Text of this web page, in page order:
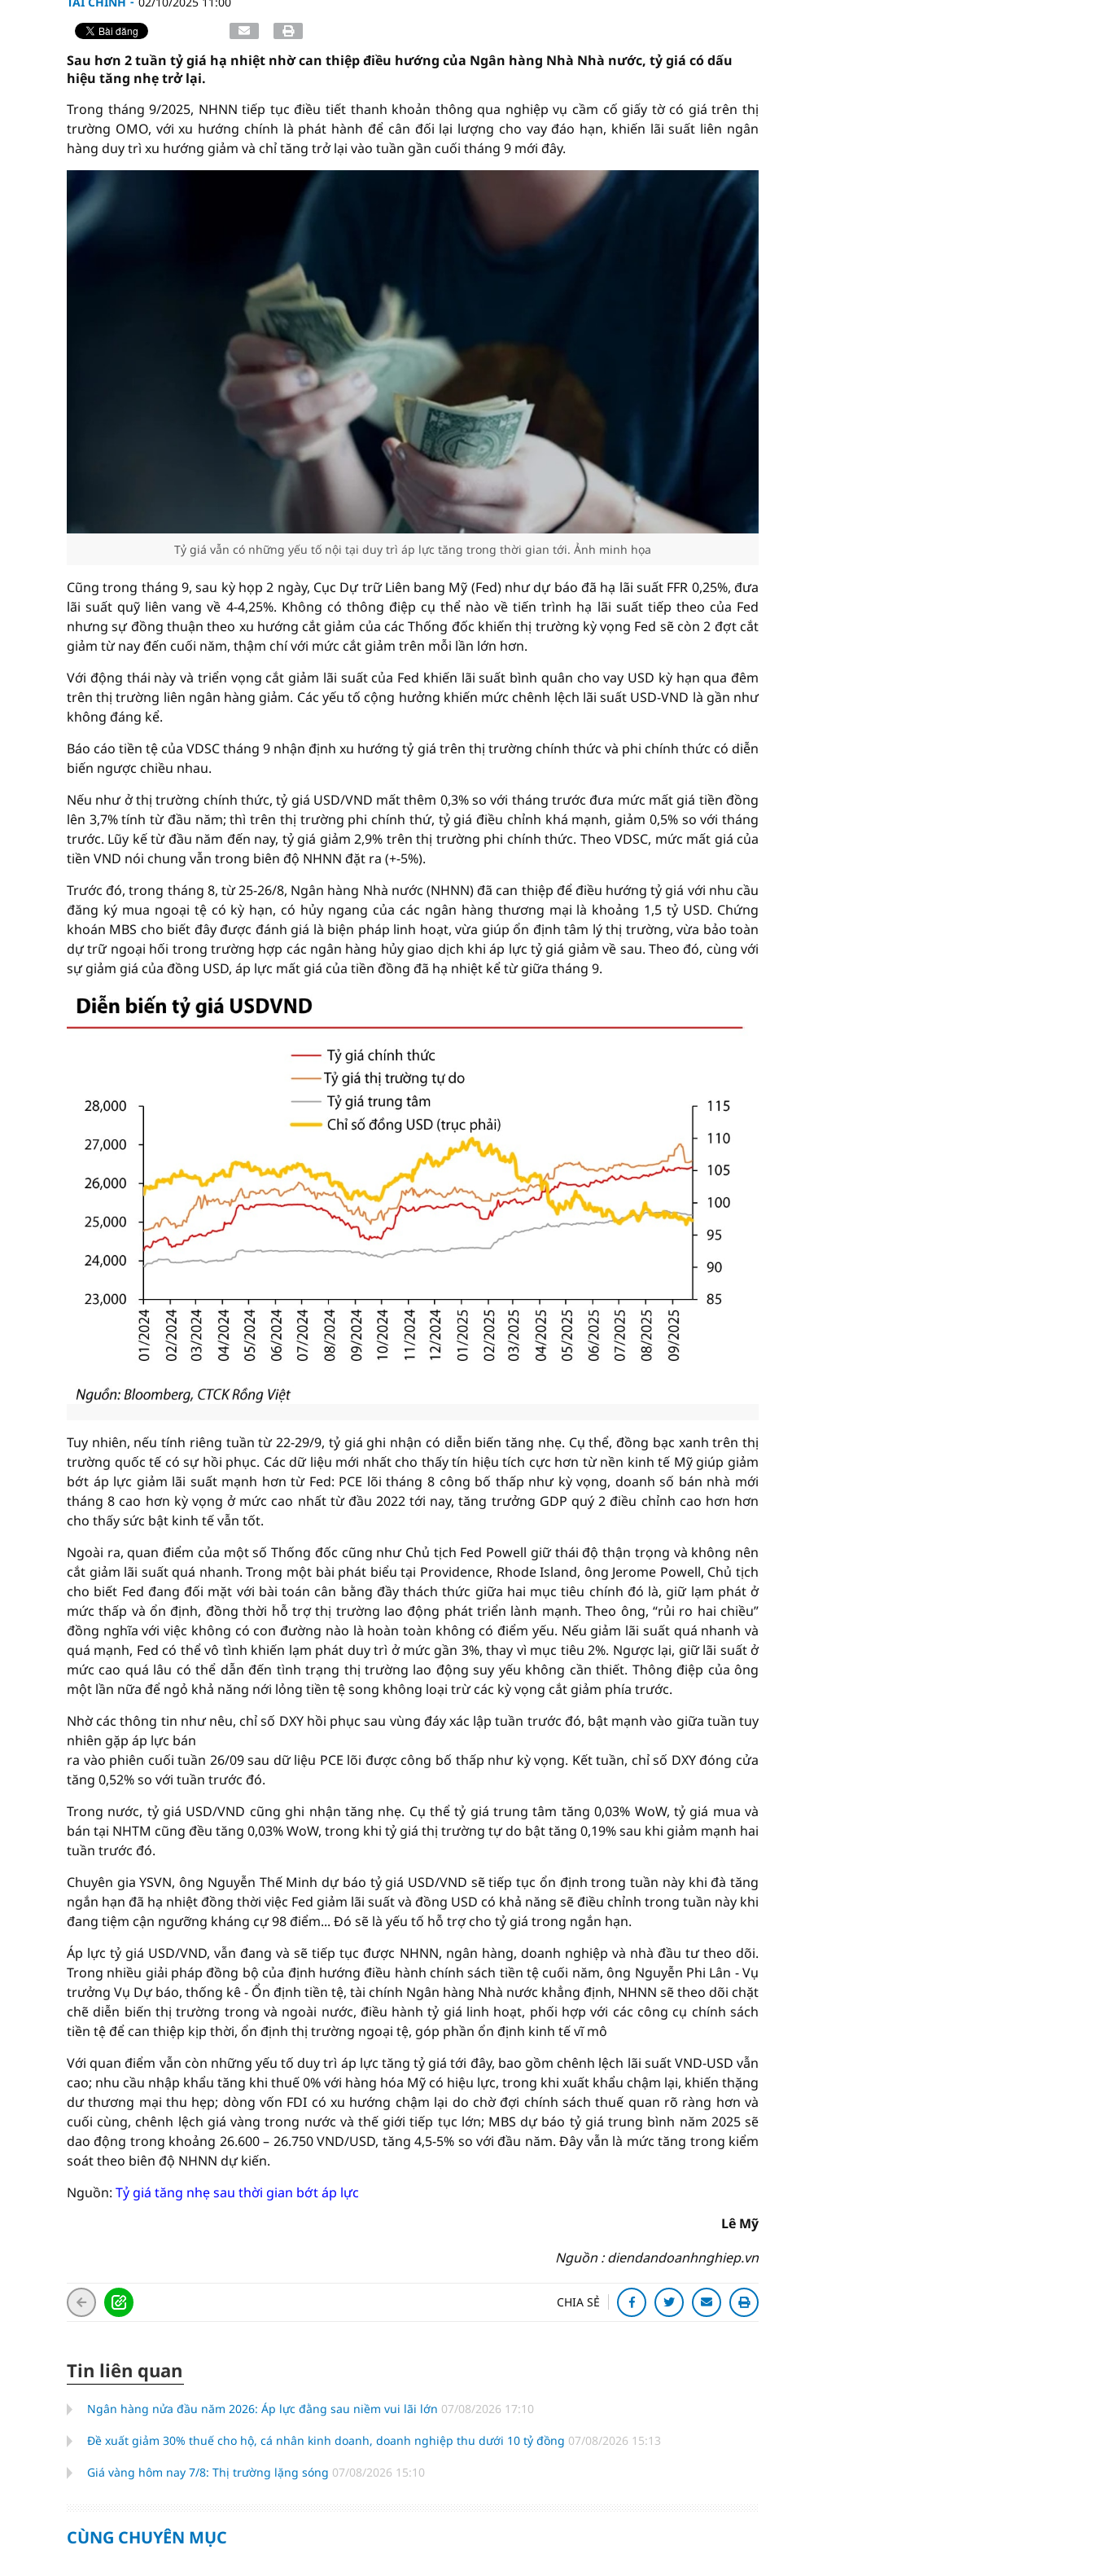
Sau hơn 2 tuần tỷ giá hạ nhiệt nhờ can thiệp điều hướng của Ngân hàng Nhà Nhà nước, tỷ giá có dấu
hiệu tăng nhẹ trở lại.
Trong tháng 9/2025, NHNN tiếp tục điều tiết thanh khoản thông qua nghiệp vụ cầm cố giấy tờ có giá trên thị
trường OMO, với xu hướng chính là phát hành để cân đối lại lượng cho vay đáo hạn, khiến lãi suất liên ngân
hàng duy trì xu hướng giảm và chỉ tăng trở lại vào tuần gần cuối tháng 9 mới đây.
Tỷ giá vẫn có những yếu tố nội tại duy trì áp lực tăng trong thời gian tới. Ảnh minh họa
Cũng trong tháng 9, sau kỳ họp 2 ngày, Cục Dự trữ Liên bang Mỹ (Fed) như dự báo đã hạ lãi suất FFR 0,25%, đưa
lãi suất quỹ liên vang về 4-4,25%. Không có thông điệp cụ thể nào về tiến trình hạ lãi suất tiếp theo của Fed
nhưng sự đồng thuận theo xu hướng cắt giảm của các Thống đốc khiến thị trường kỳ vọng Fed sẽ còn 2 đợt cắt
giảm từ nay đến cuối năm, thậm chí với mức cắt giảm trên mỗi lần lớn hơn.
Với động thái này và triển vọng cắt giảm lãi suất của Fed khiến lãi suất bình quân cho vay USD kỳ hạn qua đêm
trên thị trường liên ngân hàng giảm. Các yếu tố cộng hưởng khiến mức chênh lệch lãi suất USD-VND là gần như
không đáng kể.
Báo cáo tiền tệ của VDSC tháng 9 nhận định xu hướng tỷ giá trên thị trường chính thức và phi chính thức có diễn
biến ngược chiều nhau.
Nếu như ở thị trường chính thức, tỷ giá USD/VND mất thêm 0,3% so với tháng trước đưa mức mất giá tiền đồng
lên 3,7% tính từ đầu năm; thì trên thị trường phi chính thứ, tỷ giá điều chỉnh khá mạnh, giảm 0,5% so với tháng
trước. Lũy kế từ đầu năm đến nay, tỷ giá giảm 2,9% trên thị trường phi chính thức. Theo VDSC, mức mất giá của
tiền VND nói chung vẫn trong biên độ NHNN đặt ra (+-5%).
Trước đó, trong tháng 8, từ 25-26/8, Ngân hàng Nhà nước (NHNN) đã can thiệp để điều hướng tỷ giá với nhu cầu
đăng ký mua ngoại tệ có kỳ hạn, có hủy ngang của các ngân hàng thương mại là khoảng 1,5 tỷ USD. Chứng
khoán MBS cho biết đây được đánh giá là biện pháp linh hoạt, vừa giúp ổn định tâm lý thị trường, vừa bảo toàn
dự trữ ngoại hối trong trường hợp các ngân hàng hủy giao dịch khi áp lực tỷ giá giảm về sau. Theo đó, cùng với
sự giảm giá của đồng USD, áp lực mất giá của tiền đồng đã hạ nhiệt kể từ giữa tháng 9.
Tuy nhiên, nếu tính riêng tuần từ 22-29/9, tỷ giá ghi nhận có diễn biến tăng nhẹ. Cụ thể, đồng bạc xanh trên thị
trường quốc tế có sự hồi phục. Các dữ liệu mới nhất cho thấy tín hiệu tích cực hơn từ nền kinh tế Mỹ giúp giảm
bớt áp lực giảm lãi suất mạnh hơn từ Fed: PCE lõi tháng 8 công bố thấp như kỳ vọng, doanh số bán nhà mới
tháng 8 cao hơn kỳ vọng ở mức cao nhất từ đầu 2022 tới nay, tăng trưởng GDP quý 2 điều chỉnh cao hơn hơn
cho thấy sức bật kinh tế vẫn tốt.
Ngoài ra, quan điểm của một số Thống đốc cũng như Chủ tịch Fed Powell giữ thái độ thận trọng và không nên
cắt giảm lãi suất quá nhanh. Trong một bài phát biểu tại Providence, Rhode Island, ông Jerome Powell, Chủ tịch
cho biết Fed đang đối mặt với bài toán cân bằng đầy thách thức giữa hai mục tiêu chính đó là, giữ lạm phát ở
mức thấp và ổn định, đồng thời hỗ trợ thị trường lao động phát triển lành mạnh. Theo ông, “rủi ro hai chiều”
đồng nghĩa với việc không có con đường nào là hoàn toàn không có điểm yếu. Nếu giảm lãi suất quá nhanh và
quá mạnh, Fed có thể vô tình khiến lạm phát duy trì ở mức gần 3%, thay vì mục tiêu 2%. Ngược lại, giữ lãi suất ở
mức cao quá lâu có thể dẫn đến tình trạng thị trường lao động suy yếu không cần thiết. Thông điệp của ông
một lần nữa để ngỏ khả năng nới lỏng tiền tệ song không loại trừ các kỳ vọng cắt giảm phía trước.
Nhờ các thông tin như nêu, chỉ số DXY hồi phục sau vùng đáy xác lập tuần trước đó, bật mạnh vào giữa tuần tuy
nhiên gặp áp lực bán
ra vào phiên cuối tuần 26/09 sau dữ liệu PCE lõi được công bố thấp như kỳ vọng. Kết tuần, chỉ số DXY đóng cửa
tăng 0,52% so với tuần trước đó.
Trong nước, tỷ giá USD/VND cũng ghi nhận tăng nhẹ. Cụ thể tỷ giá trung tâm tăng 0,03% WoW, tỷ giá mua và
bán tại NHTM cũng đều tăng 0,03% WoW, trong khi tỷ giá thị trường tự do bật tăng 0,19% sau khi giảm mạnh hai
tuần trước đó.
Chuyên gia YSVN, ông Nguyễn Thế Minh dự báo tỷ giá USD/VND sẽ tiếp tục ổn định trong tuần này khi đà tăng
ngắn hạn đã hạ nhiệt đồng thời việc Fed giảm lãi suất và đồng USD có khả năng sẽ điều chỉnh trong tuần này khi
đang tiệm cận ngưỡng kháng cự 98 điểm... Đó sẽ là yếu tố hỗ trợ cho tỷ giá trong ngắn hạn.
Áp lực tỷ giá USD/VND, vẫn đang và sẽ tiếp tục được NHNN, ngân hàng, doanh nghiệp và nhà đầu tư theo dõi.
Trong nhiều giải pháp đồng bộ của định hướng điều hành chính sách tiền tệ cuối năm, ông Nguyễn Phi Lân - Vụ
trưởng Vụ Dự báo, thống kê - Ổn định tiền tệ, tài chính Ngân hàng Nhà nước khẳng định, NHNN sẽ theo dõi chặt
chẽ diễn biến thị trường trong và ngoài nước, điều hành tỷ giá linh hoạt, phối hợp với các công cụ chính sách
tiền tệ để can thiệp kịp thời, ổn định thị trường ngoại tệ, góp phần ổn định kinh tế vĩ mô
Với quan điểm vẫn còn những yếu tố duy trì áp lực tăng tỷ giá tới đây, bao gồm chênh lệch lãi suất VND-USD vẫn
cao; nhu cầu nhập khẩu tăng khi thuế 0% với hàng hóa Mỹ có hiệu lực, trong khi xuất khẩu chậm lại, khiến thặng
dư thương mại thu hẹp; dòng vốn FDI có xu hướng chậm lại do chờ đợi chính sách thuế quan rõ ràng hơn và
cuối cùng, chênh lệch giá vàng trong nước và thế giới tiếp tục lớn; MBS dự báo tỷ giá trung bình năm 2025 sẽ
dao động trong khoảng 26.600 – 26.750 VND/USD, tăng 4,5-5% so với đầu năm. Đây vẫn là mức tăng trong kiểm
soát theo biên độ NHNN dự kiến.
Nguồn: Tỷ giá tăng nhẹ sau thời gian bớt áp lực
Lê Mỹ
Nguồn : diendandoanhnghiep.vn
CHIA SẺ
Tin liên quan
Ngân hàng nửa đầu năm 2026: Áp lực đằng sau niềm vui lãi lớn 07/08/2026 17:10
Đề xuất giảm 30% thuế cho hộ, cá nhân kinh doanh, doanh nghiệp thu dưới 10 tỷ đồng 07/08/2026 15:13
Giá vàng hôm nay 7/8: Thị trường lặng sóng 07/08/2026 15:10
CÙNG CHUYÊN MỤC